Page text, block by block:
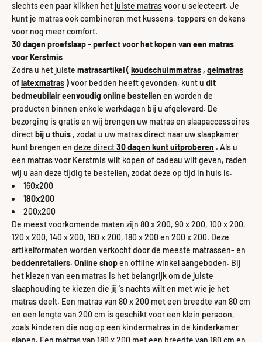
slechts een paar klikken het juiste matrasvoor u selecteert. Je
kunt je matras ook combineren met kussens, toppers en dekens
voor nog meer comfort.
30 dagen proefslaap - perfect voor het kopen van een matras
voor Kerstmis
Zodra u het juiste matrasartikel ( koudschuimmatras, gelmatras
oflatexmatras )voor bedden heeft gevonden, kunt u dit
bedmeubilair eenvoudig online bestellen en worden de
producten binnen enkele werkdagen bij u afgeleverd. De
bezorging is gratisen wij brengen uw matras en slaapaccessoires
directbij u thuis , zodat u uw matras direct naar uw slaapkamer
kunt brengen en deze direct30 dagen kunt uitproberen . Als u
een matras voor Kerstmis wilt kopen of cadeau wilt geven, raden
wij u aan deze tijdig te bestellen, zodat deze op tijd in huis is.
160x200
180x200
200x200
De meest voorkomende maten zijn 80 x 200, 90 x 200, 100 x 200,
120 x 200, 140 x 200, 160 x 200, 180 x 200 en 200 x 200. Deze
artikelformaten worden verkocht door de meeste matrassen- en
beddenretailers. Online shopen offline winkel aangeboden. Bij
het kiezen van een matras is het belangrijk om de juiste
slaaphouding te kiezen die jij 's nachts wilt en met wie je het
matras deelt. Een matras van 80 x 200 met een breedte van 80 cm
en een lengte van 200 cm is geschikt voor een klein persoon,
zoals kinderen die nog op een kindermatras in de kinderkamer